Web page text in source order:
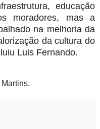
educação
moradores, mas a
na melhoria da
da cultura do
Luis Fernando.